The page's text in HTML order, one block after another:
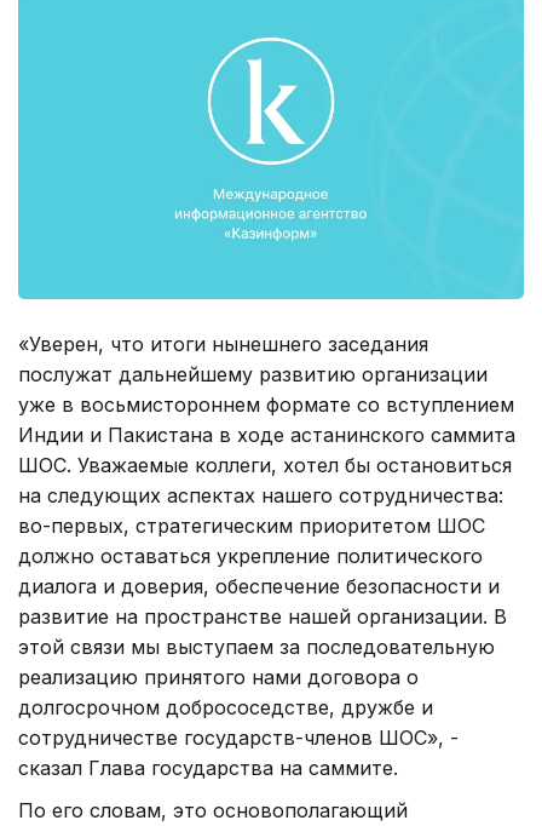
«Уверен, что итоги нынешнего заседания
послужат дальнейшему развитию организации
уже в восьмистороннем формате со вступлением
Индии и Пакистана в ходе астанинского саммита
ШОС. Уважаемые коллеги, хотел бы остановиться
на следующих аспектах нашего сотрудничества:
во-первых, стратегическим приоритетом ШОС
должно оставаться укрепление политического
диалога и доверия, обеспечение безопасности и
развитие на пространстве нашей организации. В
этой связи мы выступаем за последовательную
реализацию принятого нами договора о
долгосрочном добрососедстве, дружбе и
сотрудничестве государств-членов ШОС», -
сказал Глава государства на саммите.
По его словам, это основополагающий